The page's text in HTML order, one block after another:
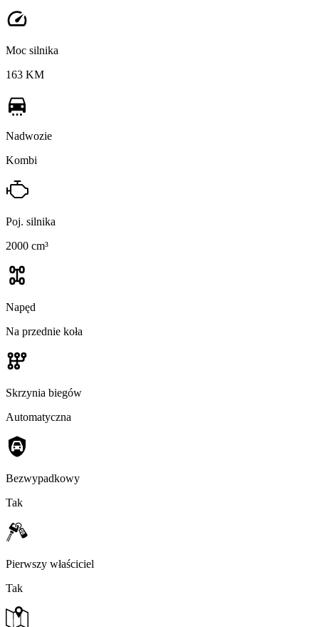
Moc silnika
163 KM
Nadwozie
Kombi
Poj. silnika
2000 cm³
Napęd
Na przednie koła
Skrzynia biegów
Automatyczna
Bezwypadkowy
Tak
Pierwszy właściciel
Tak